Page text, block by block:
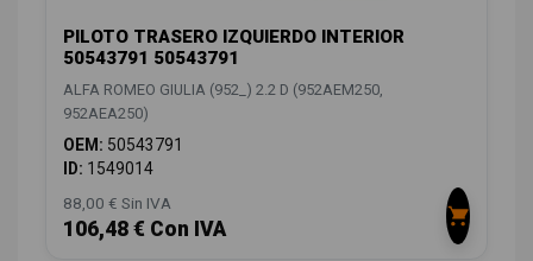
PILOTO TRASERO IZQUIERDO INTERIOR
50543791 50543791
ALFA ROMEO GIULIA (952_) 2.2 D (952AEM250,
952AEA250)
OEM: 50543791
ID: 1549014
88,00 € Sin IVA
106,48 € Con IVA